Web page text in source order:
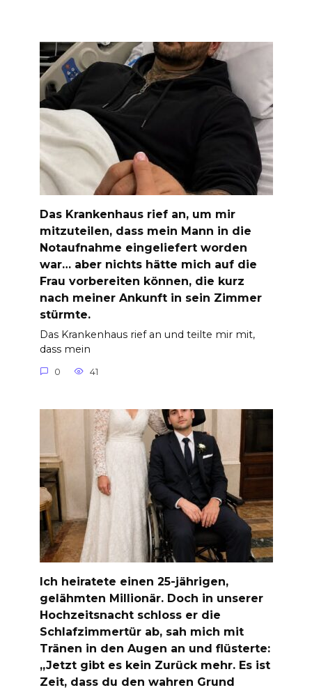
Das Krankenhaus rief an, um mir
mitzuteilen, dass mein Mann in die
Notaufnahme eingeliefert worden
war… aber nichts hätte mich auf die
Frau vorbereiten können, die kurz
nach meiner Ankunft in sein Zimmer
stürmte.
Das Krankenhaus rief an und teilte mir mit,
dass mein
0 41
Ich heiratete einen 25-jährigen,
gelähmten Millionär. Doch in unserer
Hochzeitsnacht schloss er die
Schlafzimmertür ab, sah mich mit
Tränen in den Augen an und flüsterte:
„Jetzt gibt es kein Zurück mehr. Es ist
Zeit, dass du den wahren Grund